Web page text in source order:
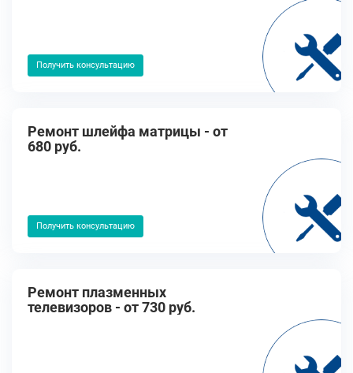
Получить консультацию
Ремонт шлейфа матрицы - от
680 руб.
Получить консультацию
Ремонт плазменных
телевизоров - от 730 руб.